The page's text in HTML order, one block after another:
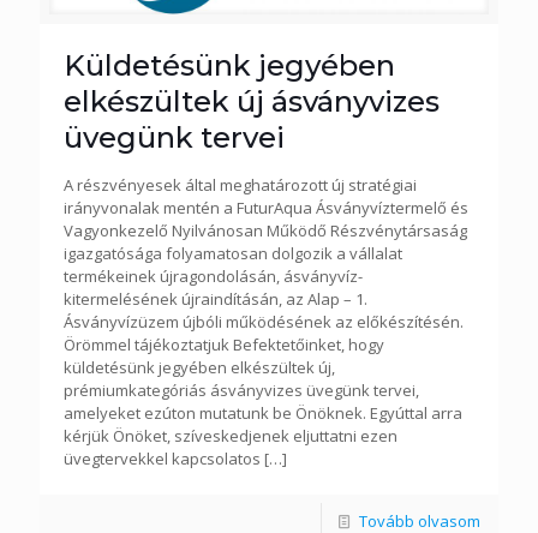
Küldetésünk jegyében
elkészültek új ásványvizes
üvegünk tervei
A részvényesek által meghatározott új stratégiai
irányvonalak mentén a FuturAqua Ásványvíztermelő és
Vagyonkezelő Nyilvánosan Működő Részvénytársaság
igazgatósága folyamatosan dolgozik a vállalat
termékeinek újragondolásán, ásványvíz-
kitermelésének újraindításán, az Alap – 1.
Ásványvízüzem újbóli működésének az előkészítésén.
Örömmel tájékoztatjuk Befektetőinket, hogy
küldetésünk jegyében elkészültek új,
prémiumkategóriás ásványvizes üvegünk tervei,
amelyeket ezúton mutatunk be Önöknek. Egyúttal arra
kérjük Önöket, szíveskedjenek eljuttatni ezen
üvegtervekkel kapcsolatos […]
Tovább olvasom